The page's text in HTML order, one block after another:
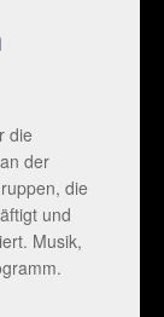
die
der
die
und
Musik,